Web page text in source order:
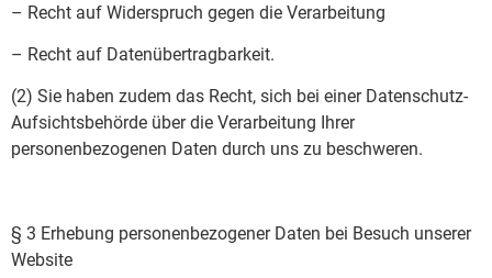
– Recht auf Widerspruch gegen die Verarbeitung
– Recht auf Datenübertragbarkeit.
(2) Sie haben zudem das Recht, sich bei einer Datenschutz-
Aufsichtsbehörde über die Verarbeitung Ihrer
personenbezogenen Daten durch uns zu beschweren.
§ 3 Erhebung personenbezogener Daten bei Besuch unserer
Website